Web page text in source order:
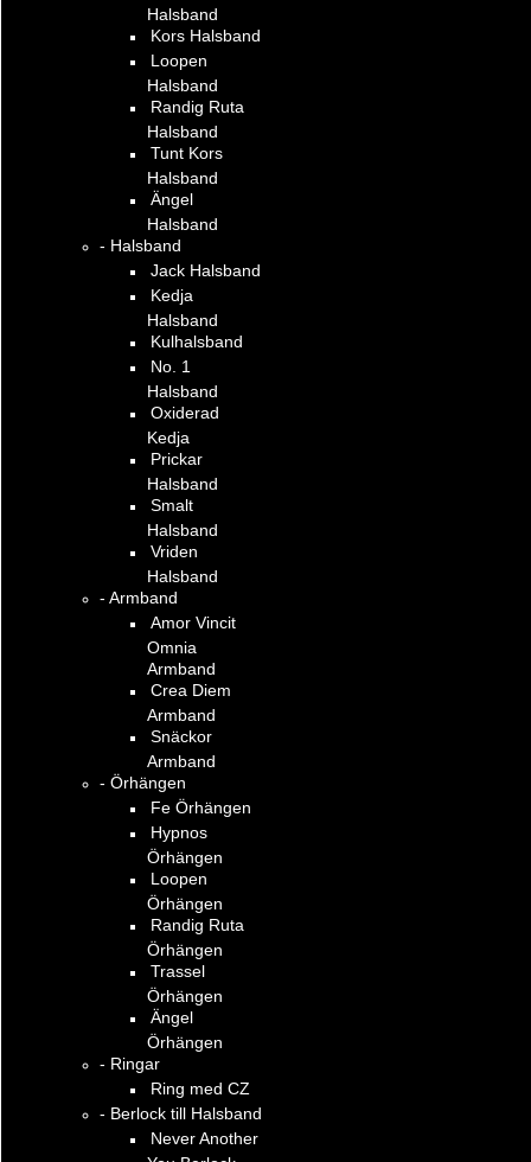
Halsband
Kors Halsband
Loopen
Halsband
Randig Ruta
Halsband
Tunt Kors
Halsband
Ängel
Halsband
- Halsband
Jack Halsband
Kedja
Halsband
Kulhalsband
No. 1
Halsband
Oxiderad
Kedja
Prickar
Halsband
Smalt
Halsband
Vriden
Halsband
- Armband
Amor Vincit
Omnia
Armband
Crea Diem
Armband
Snäckor
Armband
- Örhängen
Fe Örhängen
Hypnos
Örhängen
Loopen
Örhängen
Randig Ruta
Örhängen
Trassel
Örhängen
Ängel
Örhängen
- Ringar
Ring med CZ
- Berlock till Halsband
Never Another